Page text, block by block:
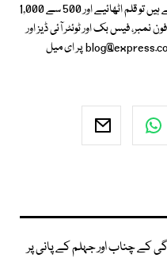
اگر آپ بھی ہمارے لیے اردو بلاگ لکھنا چاہتے ہیں تو قلم اٹھائیے اور 500 سے 1,000
نمبر، فیس بک اور ٹوئٹر آئی ڈیز اور
پر ای میل
کے چناب اور جہلم کے پانی پر